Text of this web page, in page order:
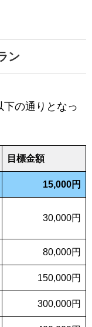
ン
の通りとなっ
目標金額
15,000円
30,000円
80,000円
150,000円
300,000円